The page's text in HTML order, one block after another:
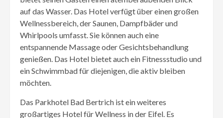
auf das Wasser. Das Hotel verfügt über einen großen
Wellnessbereich, der Saunen, Dampfbäder und
Whirlpools umfasst. Sie können auch eine
entspannende Massage oder Gesichtsbehandlung
genießen. Das Hotel bietet auch ein Fitnessstudio und
ein Schwimmbad für diejenigen, die aktiv bleiben
möchten.
Das Parkhotel Bad Bertrich ist ein weiteres
großartiges Hotel für Wellness in der Eifel. Es